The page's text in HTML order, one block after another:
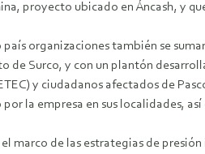
proyecto ubicado en Áncash, y
país organizaciones también se
de Surco, y con un plantón
y ciudadanos afectados de
la empresa en sus localidades,
el marco de las estrategias de